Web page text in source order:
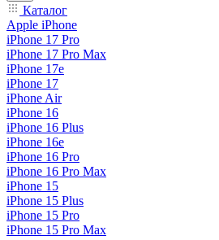
Каталог
Apple iPhone
iPhone 17 Pro
iPhone 17 Pro Max
iPhone 17e
iPhone 17
iPhone Air
iPhone 16
iPhone 16 Plus
iPhone 16e
iPhone 16 Pro
iPhone 16 Pro Max
iPhone 15
iPhone 15 Plus
iPhone 15 Pro
iPhone 15 Pro Max